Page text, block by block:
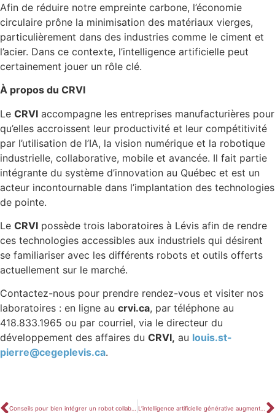
Afin de réduire notre empreinte carbone, l’économie
circulaire prône la minimisation des matériaux vierges,
particulièrement dans des industries comme le ciment et
l’acier. Dans ce contexte, l’intelligence artificielle peut
certainement jouer un rôle clé.
À propos du CRVI
Le CRVI accompagne les entreprises manufacturières pour
qu’elles accroissent leur productivité et leur compétitivité
par l’utilisation de l’IA, la vision numérique et la robotique
industrielle, collaborative, mobile et avancée. Il fait partie
intégrante du système d’innovation au Québec et est un
acteur incontournable dans l’implantation des technologies
de pointe.
Le CRVI possède trois laboratoires à Lévis afin de rendre
ces technologies accessibles aux industriels qui désirent
se familiariser avec les différents robots et outils offerts
actuellement sur le marché.
Contactez-nous pour prendre rendez-vous et visiter nos
laboratoires : en ligne au crvi.ca, par téléphone au
418.833.1965 ou par courriel, via le directeur du
développement des affaires du CRVI, au louis.st-
pierre@cegeplevis.ca.
L’intelligence artificielle générative augmente la satisfaction des clients